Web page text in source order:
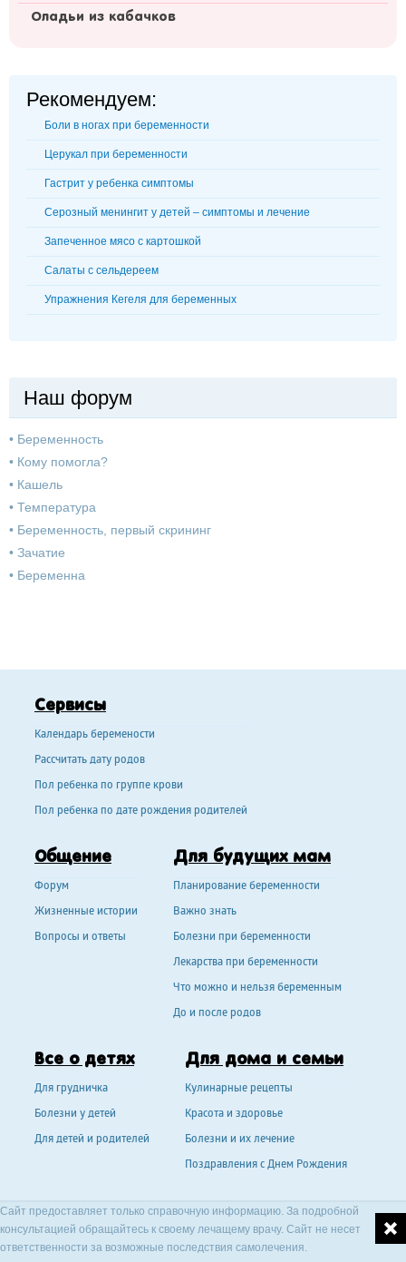
Оладьи из кабачков
Рекомендуем:
Боли в ногах при беременности
Церукал при беременности
Гастрит у ребенка симптомы
Серозный менингит у детей – симптомы и лечение
Запеченное мясо с картошкой
Салаты с сельдереем
Упражнения Кегеля для беременных
Наш форум
• Беременность
• Кому помогла?
• Кашель
• Температура
• Беременность, первый скрининг
• Зачатие
• Беременна
Сервисы
Календарь беремености
Рассчитать дату родов
Пол ребенка по группе крови
Пол ребенка по дате рождения родителей
Общение
Форум
Жизненные истории
Вопросы и ответы
Для будущих мам
Планирование беременности
Важно знать
Болезни при беременности
Лекарства при беременности
Что можно и нельзя беременным
До и после родов
Все о детях
Для грудничка
Болезни у детей
Для детей и родителей
Для дома и семьи
Кулинарные рецепты
Красота и здоровье
Болезни и их лечение
Поздравления с Днем Рождения
Сайт предоставляет только справочную информацию. За подробной
консультацией обращайтесь к своему лечащему врачу. Сайт не несет
ответственности за возможные последствия самолечения.